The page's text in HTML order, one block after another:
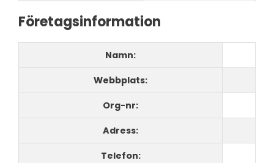
Företagsinformation
Namn:
Webbplats:
Org-nr:
Adress:
Telefon: